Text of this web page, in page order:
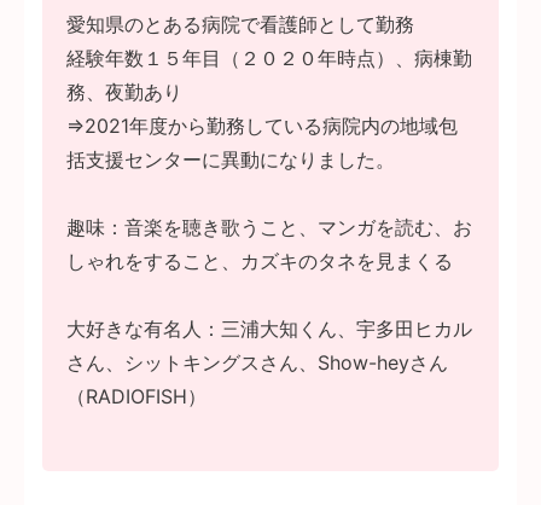
愛知県のとある病院で看護師として勤務
経験年数１５年目（２０２０年時点）、病棟勤
務、夜勤あり
⇒2021年度から勤務している病院内の地域包
括支援センターに異動になりました。
趣味：音楽を聴き歌うこと、マンガを読む、お
しゃれをすること、カズキのタネを見まくる
大好きな有名人：三浦大知くん、宇多田ヒカル
さん、シットキングスさん、Show-heyさん
（RADIOFISH）